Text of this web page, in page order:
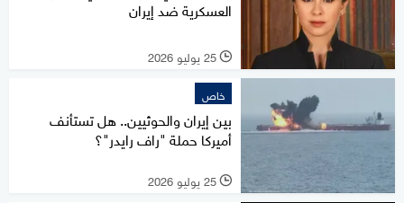
العسكرية ضد إيران
l 25 يوليو 2026
خاص
بين إيران والحوثيين.. هل تستأنف
أميركا حملة "راف رايدر"؟
l 25 يوليو 2026